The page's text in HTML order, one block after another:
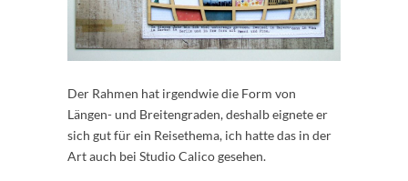
Der Rahmen hat irgendwie die Form von
Längen- und Breitengraden, deshalb eignete er
sich gut für ein Reisethema, ich hatte das in der
Art auch bei Studio Calico gesehen.